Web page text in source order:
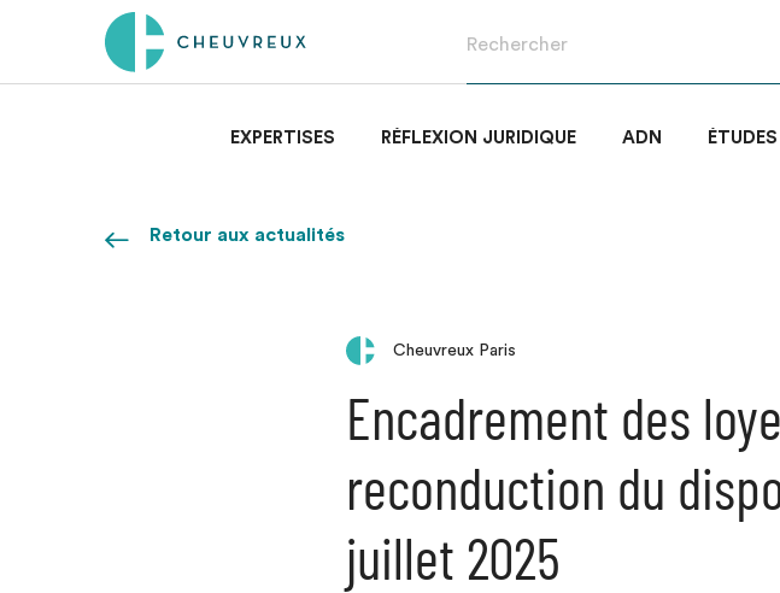
EXPERTISES RÉFLEXION JURIDIQUE ADN ÉTUDES
Retour aux actualités
Cheuvreux Paris
Encadrement des
reconduction du
juillet 2025